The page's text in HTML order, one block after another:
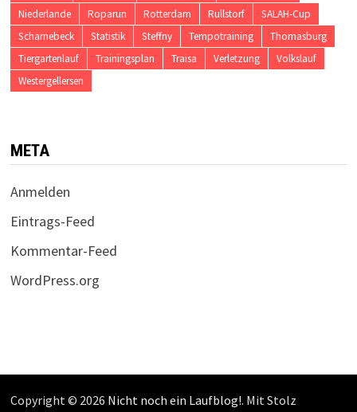
Niederlande
Roparun Rotterdam Rullstorf
SALAH-Cup
Scharnebeck
Statistik Steffny Tempotraining
Thomasburg
Tiergartenlauf
Trainingsplan Traisa Verletzung
Volkslauf
Westergellersen
META
Anmelden
Eintrags-Feed
Kommentar-Feed
WordPress.org
Copyright © 2026 Nicht noch ein Laufblog!. Mit Stolz